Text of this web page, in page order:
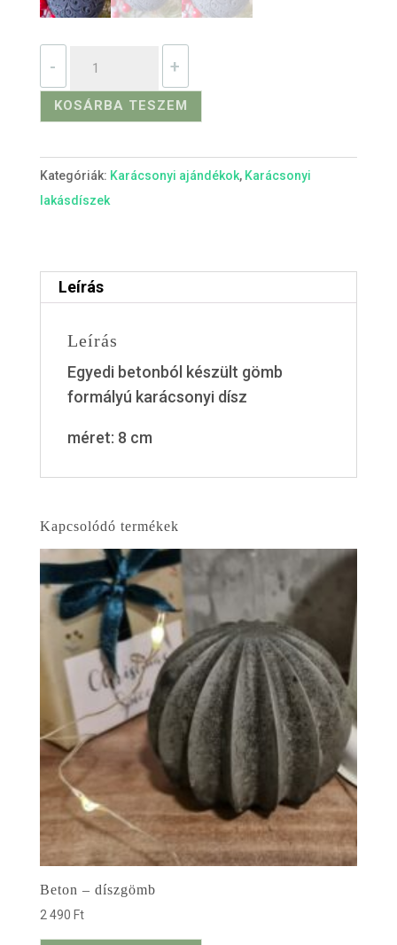
-
díszes
mennyiség
+
KOSÁRBA TESZEM
Kategóriák: Karácsonyi ajándékok, Karácsonyi
lakásdíszek
Leírás
Leírás
Egyedi betonból készült gömb
formályú karácsonyi dísz
méret: 8 cm
Kapcsolódó termékek
Beton – díszgömb
2 490 Ft